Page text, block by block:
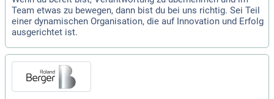
Team etwas zu bewegen, dann bist du bei uns richtig. Sei Teil
einer dynamischen Organisation, die auf Innovation und Erfolg
ausgerichtet ist.